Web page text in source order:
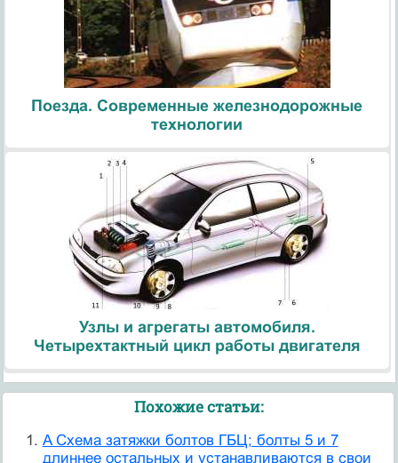
Поезда. Современные железнодорожные
технологии
Узлы и агрегаты автомобиля.
Четырехтактный цикл работы двигателя
Похожие статьи:
A Схема затяжки болтов ГБЦ; болты 5 и 7
длиннее остальных и устанавливаются в свои